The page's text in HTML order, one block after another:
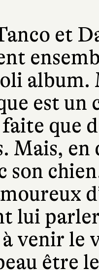
et
album.
est un
faite que
Mais,
son
lui
venir le
être